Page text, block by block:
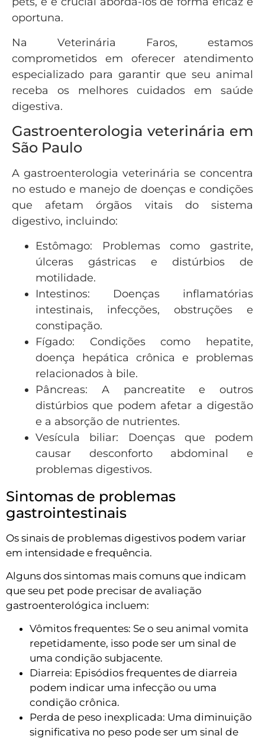
oportuna.
Na Veterinária Faros, estamos
comprometidos em oferecer atendimento
especializado para garantir que seu animal
receba os melhores cuidados em saúde
digestiva.
Gastroenterologia veterinária em
São Paulo
A gastroenterologia veterinária se concentra
no estudo e manejo de doenças e condições
que afetam órgãos vitais do sistema
digestivo, incluindo:
Estômago: Problemas como gastrite,
úlceras gástricas e distúrbios de
motilidade.
Intestinos: Doenças inflamatórias
intestinais, infecções, obstruções e
constipação.
Fígado: Condições como hepatite,
doença hepática crônica e problemas
relacionados à bile.
Pâncreas: A pancreatite e outros
distúrbios que podem afetar a digestão
e a absorção de nutrientes.
Vesícula biliar: Doenças que podem
causar desconforto abdominal e
problemas digestivos.
Sintomas de problemas
gastrointestinais
Os sinais de problemas digestivos podem variar
em intensidade e frequência.
Alguns dos sintomas mais comuns que indicam
que seu pet pode precisar de avaliação
gastroenterológica incluem:
Vômitos frequentes: Se o seu animal vomita
repetidamente, isso pode ser um sinal de
uma condição subjacente.
Diarreia: Episódios frequentes de diarreia
podem indicar uma infecção ou uma
condição crônica.
Perda de peso inexplicada: Uma diminuição
significativa no peso pode ser um sinal de